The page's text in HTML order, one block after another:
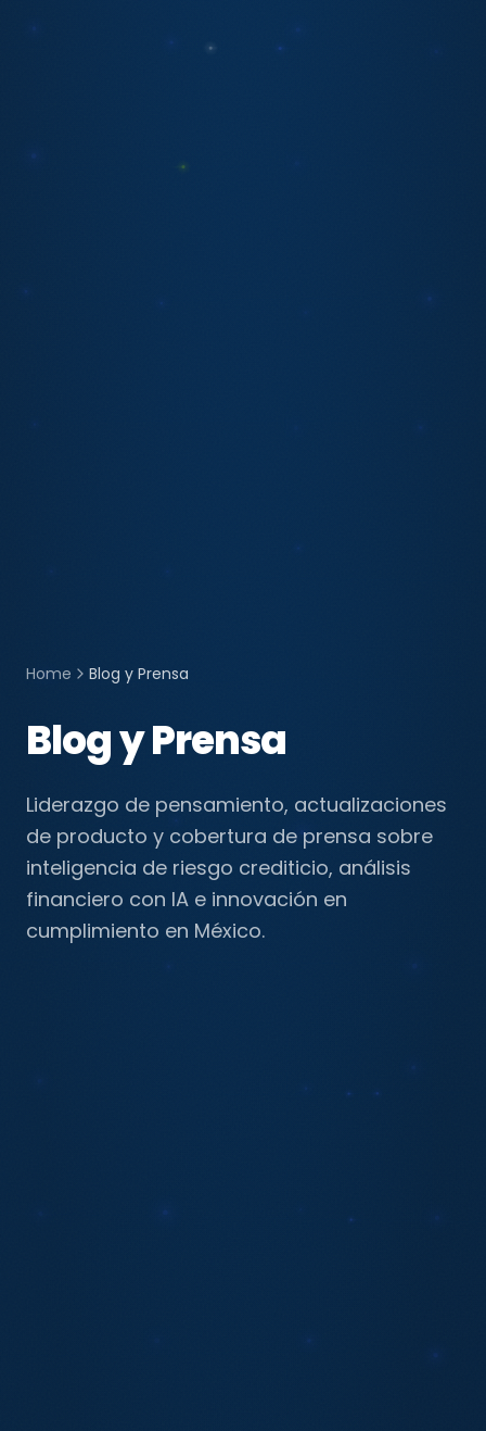
Home Blog y Prensa
Blog y Prensa
Liderazgo de pensamiento, actualizaciones
de producto y cobertura de prensa sobre
inteligencia de riesgo crediticio, análisis
financiero con IA e innovación en
cumplimiento en México.